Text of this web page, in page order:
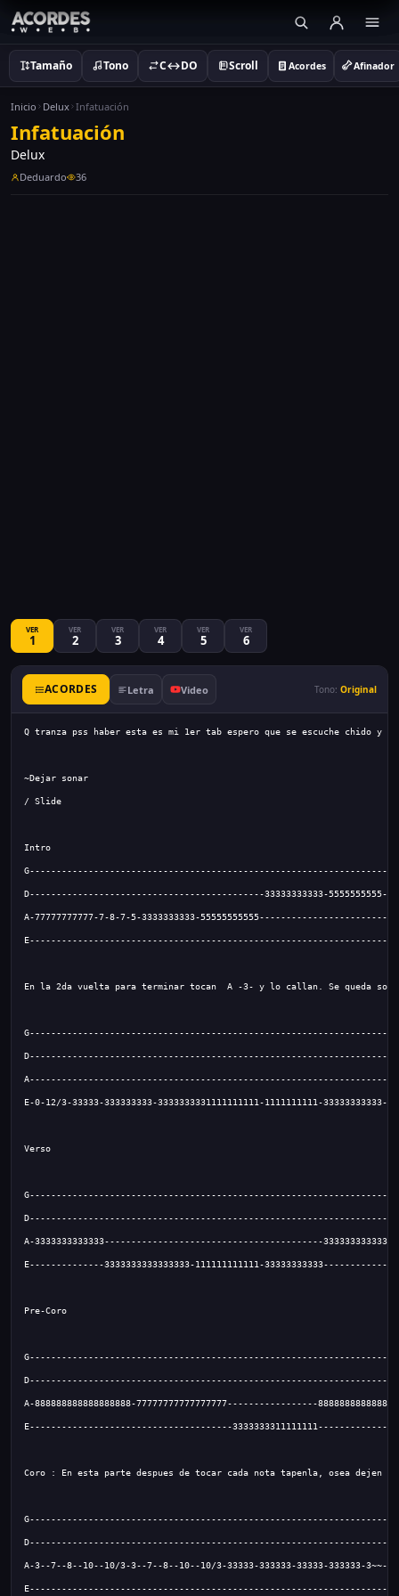
Tamaño Tono C↔DO Scroll Acordes Afinador
Inicio Delux Infatuación
Infatuación
Delux
Deduardo 36
VER
1
VER
2
VER
3
VER
4
VER
5
VER
6
ACORDES Letra Video Tono: Original